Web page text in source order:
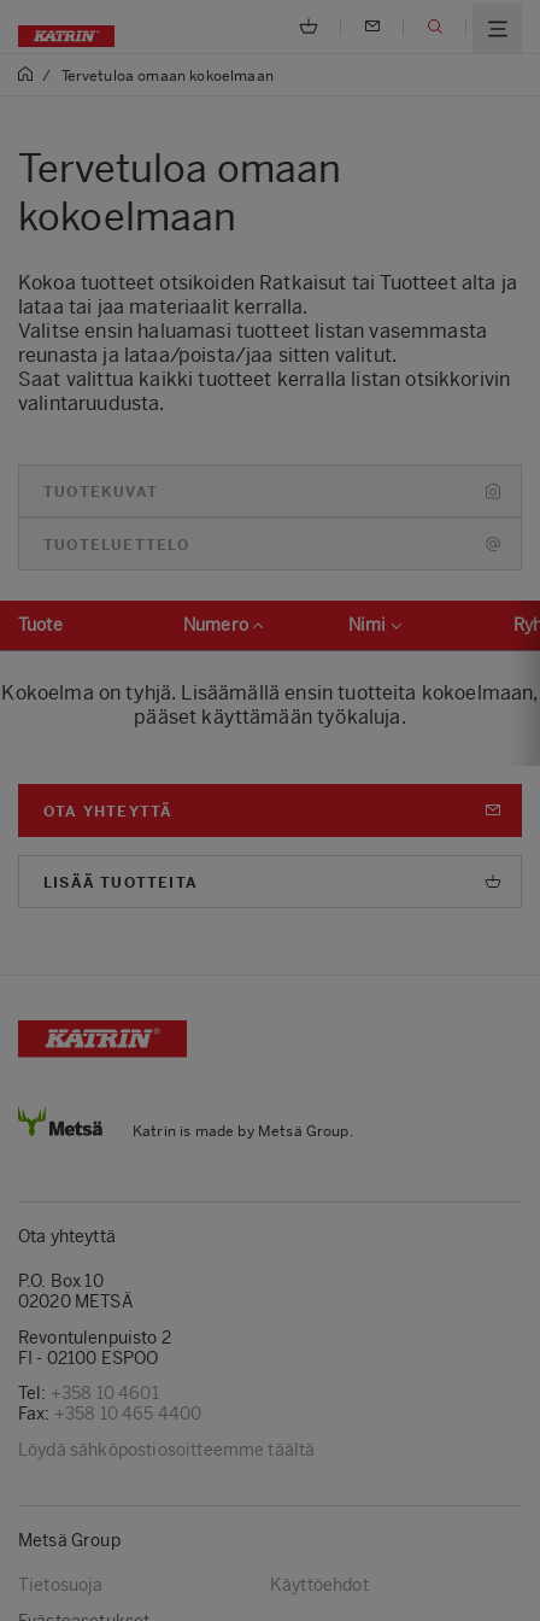
/ Tervetuloa omaan kokoelmaan
Tervetuloa omaan
kokoelmaan
Kokoa tuotteet otsikoiden Ratkaisut tai Tuotteet alta ja
lataa tai jaa materiaalit kerralla.
Valitse ensin haluamasi tuotteet listan vasemmasta
reunasta ja lataa/poista/jaa sitten valitut.
Saat valittua kaikki tuotteet kerralla listan otsikkorivin
valintaruudusta.
TUOTEKUVAT
TUOTELUETTELO
Tuote Numero Nimi
Kokoelma on tyhjä. Lisäämällä ensin tuotteita kokoelmaan,
pääset käyttämään työkaluja.
OTA YHTEYTTÄ
LISÄÄ TUOTTEITA
Katrin is made by Metsä Group.
Ota yhteyttä
P.O. Box 10
02020 METSÄ
Revontulenpuisto 2
FI - 02100 ESPOO
Tel: +358 10 4601
Fax: +358 10 465 4400
Löydä sähköpostiosoitteemme täältä
Metsä Group
Tietosuoja
Käyttöehdot